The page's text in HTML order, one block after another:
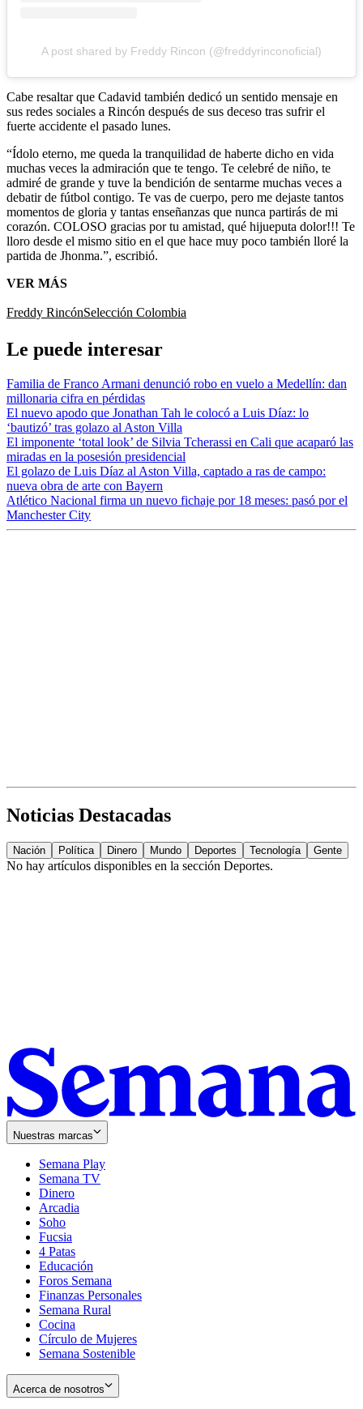
A post shared by Freddy Rincon (@freddyrinconoficial)
Cabe resaltar que Cadavid también dedicó un sentido mensaje en
sus redes sociales a Rincón después de sus deceso tras sufrir el
fuerte accidente el pasado lunes.
“Ídolo eterno, me queda la tranquilidad de haberte dicho en vida
muchas veces la admiración que te tengo. Te celebré de niño, te
admiré de grande y tuve la bendición de sentarme muchas veces a
debatir de fútbol contigo. Te vas de cuerpo, pero me dejaste tantos
momentos de gloria y tantas enseñanzas que nunca partirás de mi
corazón. COLOSO gracias por tu amistad, qué hijueputa dolor!!! Te
lloro desde el mismo sitio en el que hace muy poco también lloré la
partida de Jhonma.”, escribió.
VER MÁS
Freddy RincónSelección Colombia
Le puede interesar
Familia de Franco Armani denunció robo en vuelo a Medellín: dan
millonaria cifra en pérdidas
El nuevo apodo que Jonathan Tah le colocó a Luis Díaz: lo
‘bautizó’ tras golazo al Aston Villa
El imponente ‘total look’ de Silvia Tcherassi en Cali que acaparó las
miradas en la posesión presidencial
El golazo de Luis Díaz al Aston Villa, captado a ras de campo:
nueva obra de arte con Bayern
Atlético Nacional firma un nuevo fichaje por 18 meses: pasó por el
Manchester City
Noticias Destacadas
Nación Política Dinero Mundo Deportes Tecnología Gente
No hay artículos disponibles en la sección Deportes.
Nuestras marcas
Semana Play
Semana TV
Dinero
Arcadia
Soho
in
new
window
Fucsia
in
new
window
4 Patas
Educación
Foros Semana
Finanzas Personales
Semana Rural
Cocina
Círculo de Mujeres
Semana Sostenible
Acerca de nosotros